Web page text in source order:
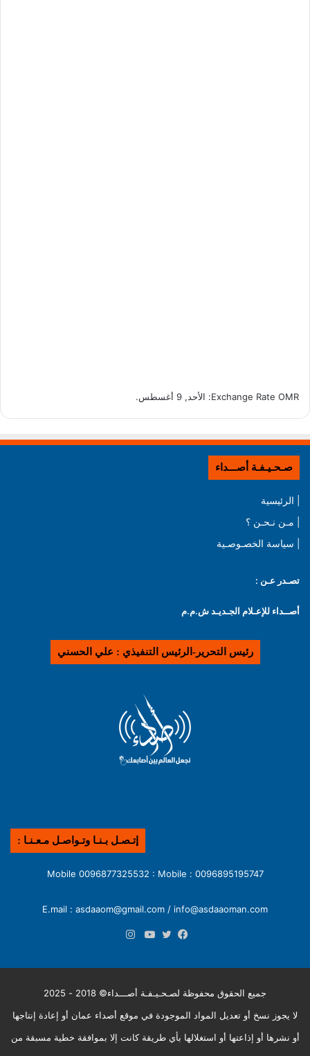
Exchange Rate OMR : الأحد, 9 أغسطس.
صـحـيـفـة أصـــداء
| الرئيسية
| مـن نـحـن ؟
| سياسة الخصـوصـية
تصـدر عـن :
أصــداء للإعـلام الجـديـد ش.م.م
رئيس التحرير-الرئيس التنفيذي : علي الحسني
إتـصـل بـنـا وتـواصـل مـعـنـا :
0096895195747 : Mobile 0096877325532 : Mobile
E.mail : asdaaom@gmail.com / info@asdaaoman.com
جميع الحقوق محفوظة لصـحـيـفـة أصـــداء© 2018 - 2025
لا يجوز نسخ أو تعديل المواد الموجودة في موقع أصداء عمان أو إعادة إنتاجها
أو نشرها أو إذاعتها أو استغلالها بأي طريقة كانت إلا بموافقة خطية مسبقة من